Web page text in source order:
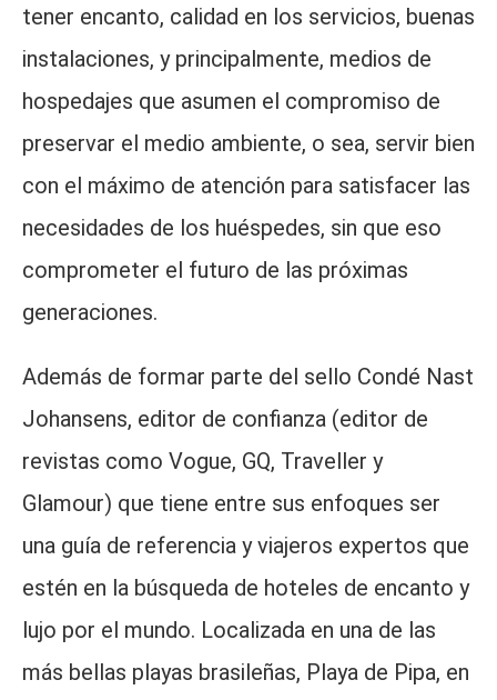
tener encanto, calidad en los servicios, buenas
instalaciones, y principalmente, medios de
hospedajes que asumen el compromiso de
preservar el medio ambiente, o sea, servir bien
con el máximo de atención para satisfacer las
necesidades de los huéspedes, sin que eso
comprometer el futuro de las próximas
generaciones.
Además de formar parte del sello Condé Nast
Johansens, editor de confianza (editor de
revistas como Vogue, GQ, Traveller y
Glamour) que tiene entre sus enfoques ser
una guía de referencia y viajeros expertos que
estén en la búsqueda de hoteles de encanto y
lujo por el mundo. Localizada en una de las
más bellas playas brasileñas, Playa de Pipa, en